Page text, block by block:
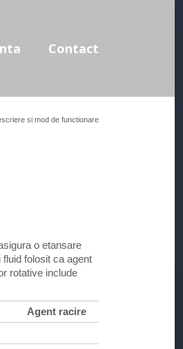
Contact
si mod de functionare
o etansare
folosit ca agent
rotative include
Agent racire